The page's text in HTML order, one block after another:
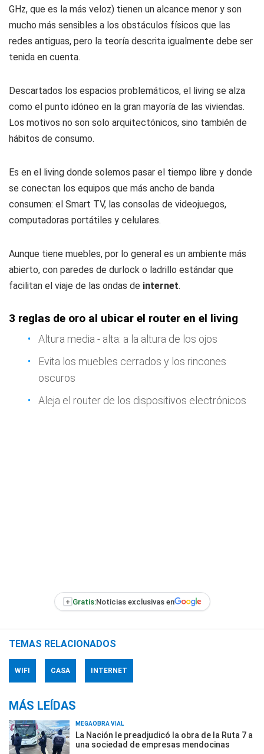
GHz, que es la más veloz) tienen un alcance menor y son
mucho más sensibles a los obstáculos físicos que las
redes antiguas, pero la teoría descrita igualmente debe ser
tenida en cuenta.
Descartados los espacios problemáticos, el living se alza
como el punto idóneo en la gran mayoría de las viviendas.
Los motivos no son solo arquitectónicos, sino también de
hábitos de consumo.
Es en el living donde solemos pasar el tiempo libre y donde
se conectan los equipos que más ancho de banda
consumen: el Smart TV, las consolas de videojuegos,
computadoras portátiles y celulares.
Aunque tiene muebles, por lo general es un ambiente más
abierto, con paredes de durlock o ladrillo estándar que
facilitan el viaje de las ondas de internet.
3 reglas de oro al ubicar el router en el living
Altura media - alta: a la altura de los ojos
Evita los muebles cerrados y los rincones
oscuros
Aleja el router de los dispositivos electrónicos
+ Gratis:Noticias exclusivas en
TEMAS RELACIONADOS
WIFI CASA INTERNET
MÁS LEÍDAS
MEGAOBRA VIAL
La Nación le preadjudicó la obra de la Ruta 7 a
una sociedad de empresas mendocinas